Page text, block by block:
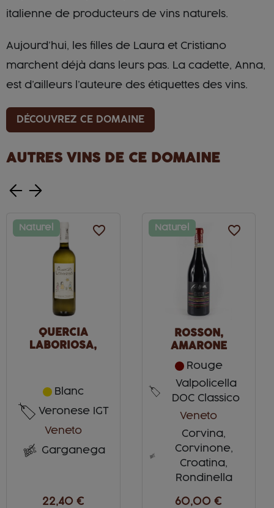
italienne de producteurs de vins naturels.
Aujourd’hui, les filles de Laura et Cristiano
marchent déjà dans leurs pas. La cadette, Anna,
est d’ailleurs l’auteure des étiquettes des vins.
DÉCOUVREZ CE DOMAINE
AUTRES VINS DE CE DOMAINE
favorite_border
Naturel
QUERCIA
LABORIOSA,
Blanc
Veronese IGT
Veneto
Garganega
22,40 €
favorite_border
Naturel
ROSSON,
AMARONE
Rouge
Valpolicella
DOC Classico
Veneto
Corvina,
Corvinone,
Croatina,
Rondinella
60,00 €